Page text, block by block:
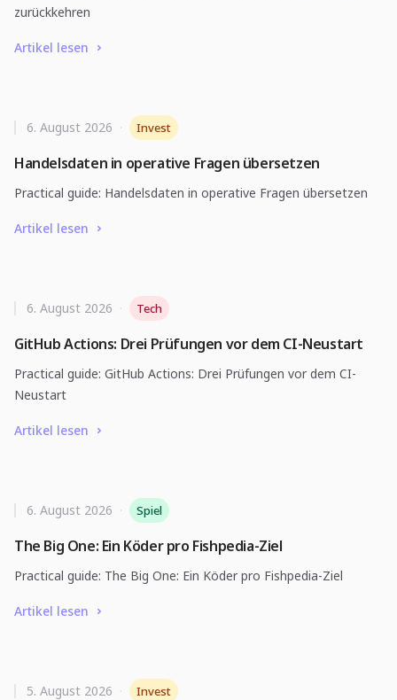
zurückkehren
Artikel lesen
Handelsdaten in operative Fragen übersetzen
6. August 2026 · Invest
Practical guide: Handelsdaten in operative Fragen übersetzen
Artikel lesen
GitHub Actions: Drei Prüfungen vor dem CI-Neustart
6. August 2026 · Tech
Practical guide: GitHub Actions: Drei Prüfungen vor dem CI-
Neustart
Artikel lesen
The Big One: Ein Köder pro Fishpedia-Ziel
6. August 2026 · Spiel
Practical guide: The Big One: Ein Köder pro Fishpedia-Ziel
Artikel lesen
5. August 2026 · Invest